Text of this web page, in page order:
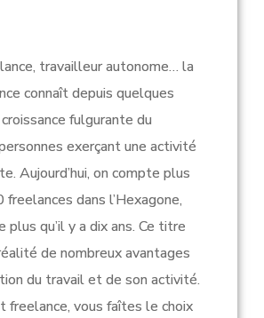
travailleur autonome… la
connaît depuis quelques
fulgurante du
exerçant une activité
Aujourd’hui, on compte plus
dans l’Hexagone,
qu’il y a dix ans. Ce titre
de nombreux avantages
du travail et de son activité.
freelance, vous faîtes le choix